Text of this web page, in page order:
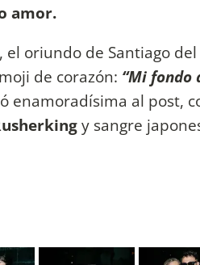
amor.
el oriundo de Santiago
de corazón: “Mi fondo
enamoradísima al post,
y sangre